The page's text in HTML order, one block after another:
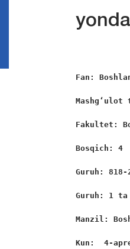
Fan:
Fakultet:
Bosqich: 4
Guruh: 818-
Guruh: 1 ta
Manzil:
Kun:  4-